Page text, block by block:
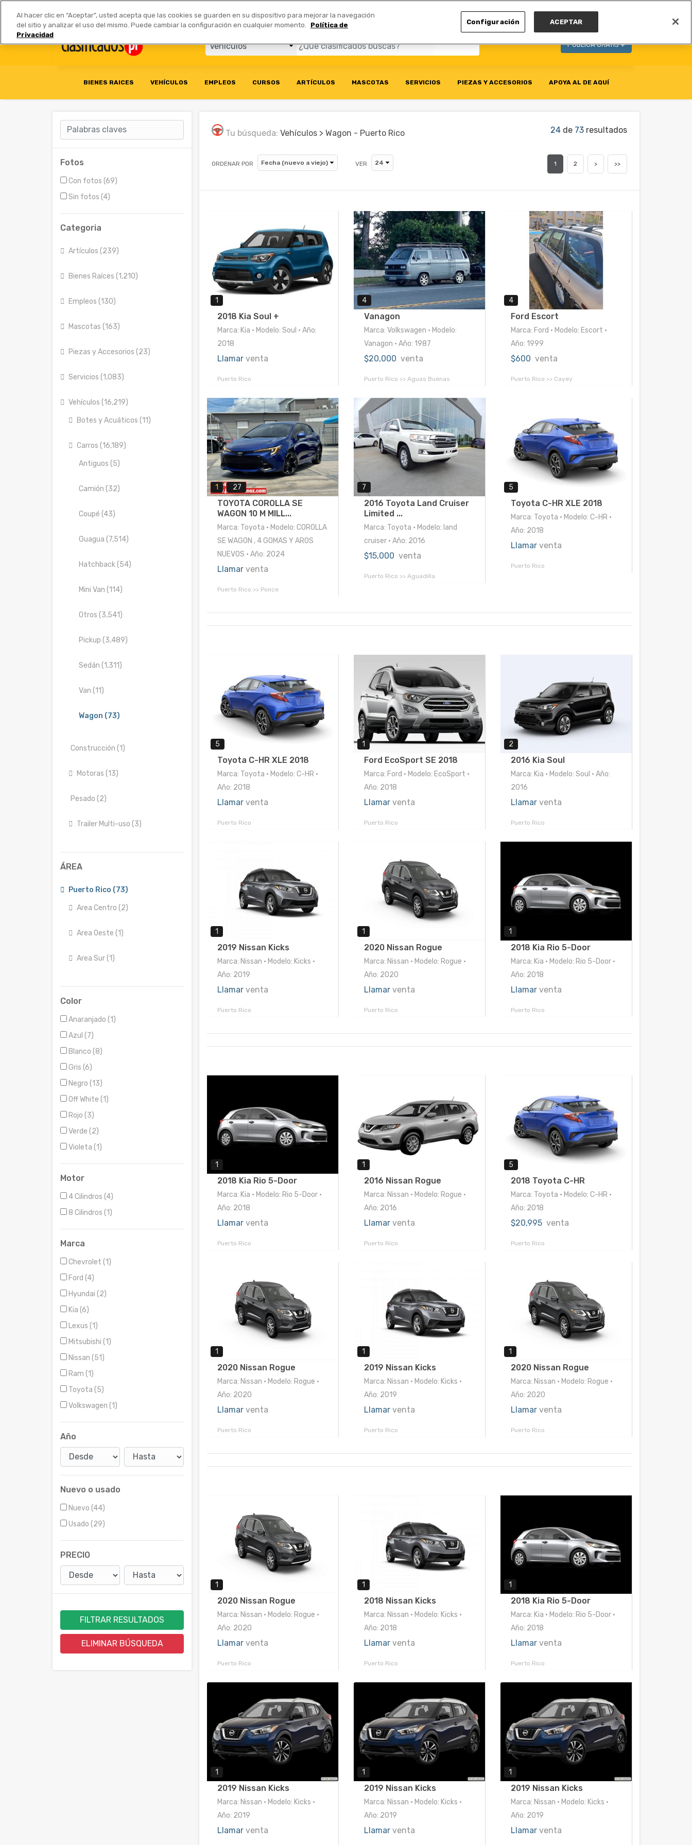
Anúnciate | Tarifas Socios Comerciales
PUBLICA GRATIS +
BIENES RAICES VEHÍCULOS EMPLEOS CURSOS ARTÍCULOS MASCOTAS SERVICIOS PIEZAS Y ACCESORIOS APOYA AL DE AQUÍ
Fotos
Con fotos (69)
Sin fotos (4)
Categoria
Artículos (239)
Bienes Raíces (1,210)
Empleos (130)
Mascotas (163)
Piezas y Accesorios (23)
Servicios (1,083)
Vehículos (16,219)
Botes y Acuáticos (11)
Carros (16,189)
Antiguos (5)
Camión (32)
Coupé (43)
Guagua (7,514)
Hatchback (54)
Mini Van (114)
Otros (3,541)
Pickup (3,489)
Sedán (1,311)
Van (11)
Wagon (73)
Construcción (1)
Motoras (13)
Pesado (2)
Trailer Multi-uso (3)
ÁREA
Puerto Rico (73)
Area Centro (2)
Area Oeste (1)
Area Sur (1)
Color
Anaranjado (1)
Azul (7)
Blanco (8)
Gris (6)
Negro (13)
Off White (1)
Rojo (3)
Verde (2)
Violeta (1)
Motor
4 Cilindros (4)
8 Cilindros (1)
Marca
Chevrolet (1)
Ford (4)
Hyundai (2)
Kia (6)
Lexus (1)
Mitsubishi (1)
Nissan (51)
Ram (1)
Toyota (5)
Volkswagen (1)
Año
Nuevo o usado
Nuevo (44)
Usado (29)
PRECIO
FILTRAR RESULTADOS
ELIMINAR BÚSQUEDA
Tu búsqueda: Vehículos > Wagon - Puerto Rico 24de 73resultados
ORDENAR POR VER 1 2 > >>
1
2018 Kia Soul +
Marca: Kia • Modelo: Soul • Año:
2018
Llamar venta
Puerto Rico
4
Vanagon
Marca: Volkswagen • Modelo:
Vanagon • Año: 1987
$20,000 venta
Puerto Rico >> Aguas Buenas
4
Ford Escort
Marca: Ford • Modelo: Escort •
Año: 1999
$600 venta
Puerto Rico >> Cayey
1 27
TOYOTA COROLLA SE
WAGON 10 M MILL...
Marca: Toyota • Modelo: COROLLA
SE WAGON , 4 GOMAS Y AROS
NUEVOS • Año: 2024
Llamar venta
Puerto Rico >> Ponce
7
2016 Toyota Land Cruiser
Limited ...
Marca: Toyota • Modelo: land
cruiser • Año: 2016
$15,000 venta
Puerto Rico >> Aguadilla
5
Toyota C-HR XLE 2018
Marca: Toyota • Modelo: C-HR •
Año: 2018
Llamar venta
Puerto Rico
5
Toyota C-HR XLE 2018
Marca: Toyota • Modelo: C-HR •
Año: 2018
Llamar venta
Puerto Rico
1
Ford EcoSport SE 2018
Marca: Ford • Modelo: EcoSport •
Año: 2018
Llamar venta
Puerto Rico
2
2016 Kia Soul
Marca: Kia • Modelo: Soul • Año:
2016
Llamar venta
Puerto Rico
1
2019 Nissan Kicks
Marca: Nissan • Modelo: Kicks •
Año: 2019
Llamar venta
Puerto Rico
1
2020 Nissan Rogue
Marca: Nissan • Modelo: Rogue •
Año: 2020
Llamar venta
Puerto Rico
1
2018 Kia Rio 5-Door
Marca: Kia • Modelo: Rio 5-Door •
Año: 2018
Llamar venta
Puerto Rico
1
2018 Kia Rio 5-Door
Marca: Kia • Modelo: Rio 5-Door •
Año: 2018
Llamar venta
Puerto Rico
1
2016 Nissan Rogue
Marca: Nissan • Modelo: Rogue •
Año: 2016
Llamar venta
Puerto Rico
5
2018 Toyota C-HR
Marca: Toyota • Modelo: C-HR •
Año: 2018
$20,995 venta
Puerto Rico
1
2020 Nissan Rogue
Marca: Nissan • Modelo: Rogue •
Año: 2020
Llamar venta
Puerto Rico
1
2019 Nissan Kicks
Marca: Nissan • Modelo: Kicks •
Año: 2019
Llamar venta
Puerto Rico
1
2020 Nissan Rogue
Marca: Nissan • Modelo: Rogue •
Año: 2020
Llamar venta
Puerto Rico
1
2020 Nissan Rogue
Marca: Nissan • Modelo: Rogue •
Año: 2020
Llamar venta
Puerto Rico
1
2018 Nissan Kicks
Marca: Nissan • Modelo: Kicks •
Año: 2018
Llamar venta
Puerto Rico
1
2018 Kia Rio 5-Door
Marca: Kia • Modelo: Rio 5-Door •
Año: 2018
Llamar venta
Puerto Rico
1
2019 Nissan Kicks
Marca: Nissan • Modelo: Kicks •
Año: 2019
Llamar venta
1
2019 Nissan Kicks
Marca: Nissan • Modelo: Kicks •
Año: 2019
Llamar venta
1
2019 Nissan Kicks
Marca: Nissan • Modelo: Kicks •
Año: 2019
Llamar venta
Al hacer clic en “Aceptar”, usted acepta que las cookies se guarden en su dispositivo para mejorar la navegación
del sitio y analizar el uso del mismo. Puede cambiar la configuración en cualquier momento.
Política de
Privacidad
Configuración ACEPTAR